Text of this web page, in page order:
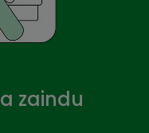
zaindu